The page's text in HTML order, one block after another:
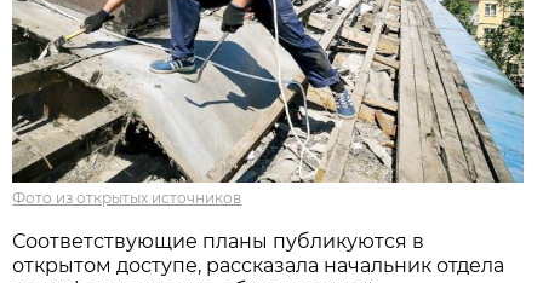
Фото из открытых источников
Соответствующие планы публикуются в
открытом доступе, рассказала начальник отдела